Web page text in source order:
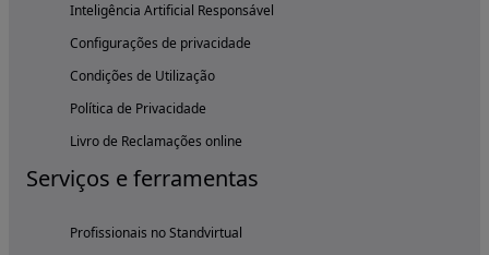
Inteligência Artificial Responsável
Configurações de privacidade
Condições de Utilização
Política de Privacidade
Livro de Reclamações online
Serviços e ferramentas
Profissionais no Standvirtual